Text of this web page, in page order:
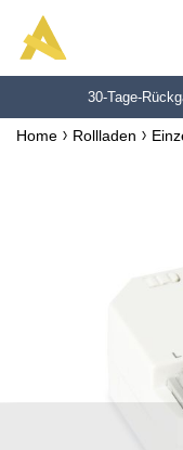
30-Tage-
Home Rollladen